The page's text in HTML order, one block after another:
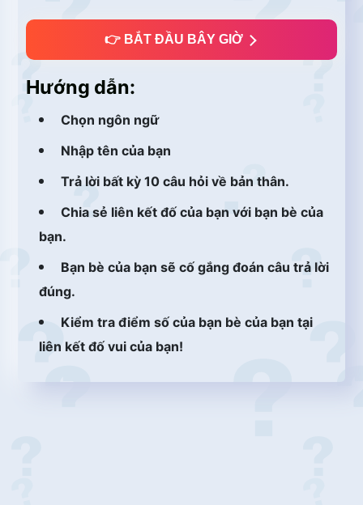
👉 BẮT ĐẦU BÂY GIỜ
Hướng dẫn:
Chọn ngôn ngữ
Nhập tên của bạn
Trả lời bất kỳ 10 câu hỏi về bản thân.
Chia sẻ liên kết đố của bạn với bạn bè của
bạn.
Bạn bè của bạn sẽ cố gắng đoán câu trả lời
đúng.
Kiểm tra điểm số của bạn bè của bạn tại
liên kết đố vui của bạn!